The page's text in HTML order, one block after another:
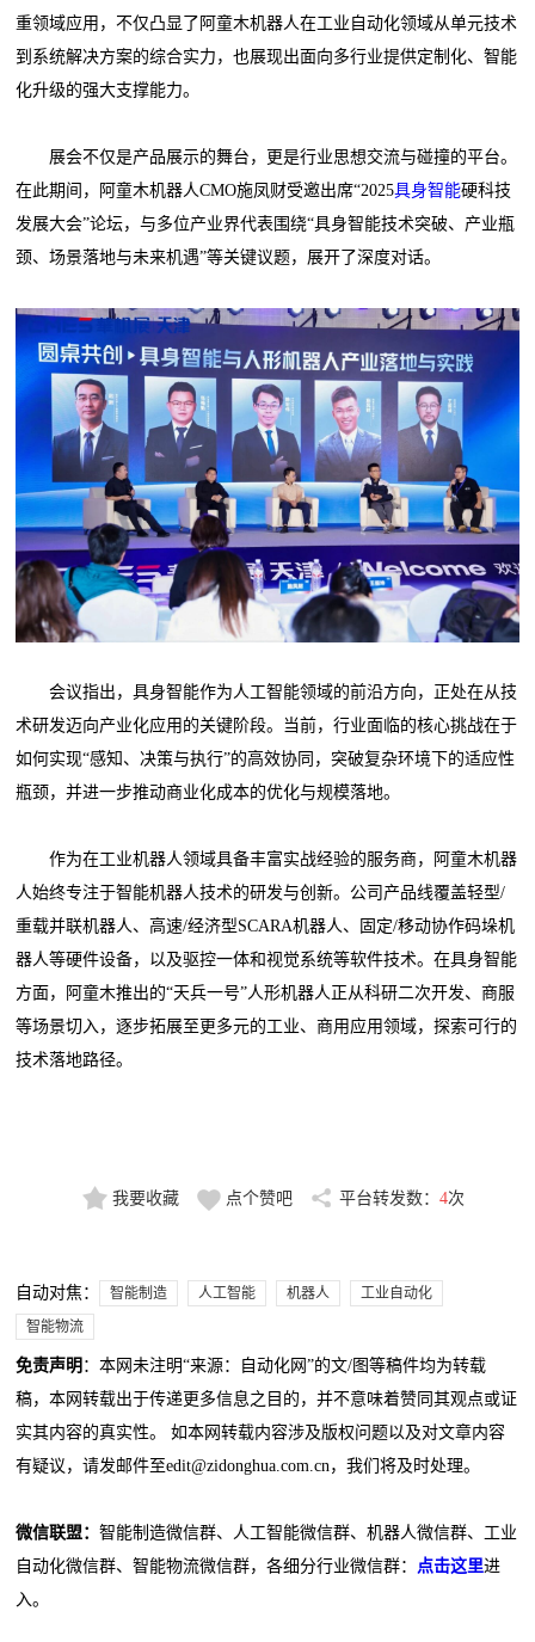
重领域应用，不仅凸显了阿童木机器人在工业自动化领域从单元技术
到系统解决方案的综合实力，也展现出面向多行业提供定制化、智能
化升级的强大支撑能力。
展会不仅是产品展示的舞台，更是行业思想交流与碰撞的平台。
在此期间，阿童木机器人CMO施凤财受邀出席“2025具身智能硬科技
发展大会”论坛，与多位产业界代表围绕“具身智能技术突破、产业瓶
颈、场景落地与未来机遇”等关键议题，展开了深度对话。
会议指出，具身智能作为人工智能领域的前沿方向，正处在从技
术研发迈向产业化应用的关键阶段。当前，行业面临的核心挑战在于
如何实现“感知、决策与执行”的高效协同，突破复杂环境下的适应性
瓶颈，并进一步推动商业化成本的优化与规模落地。
作为在工业机器人领域具备丰富实战经验的服务商，阿童木机器
人始终专注于智能机器人技术的研发与创新。公司产品线覆盖轻型/
重载并联机器人、高速/经济型SCARA机器人、固定/移动协作码垛机
器人等硬件设备，以及驱控一体和视觉系统等软件技术。在具身智能
方面，阿童木推出的“天兵一号”人形机器人正从科研二次开发、商服
等场景切入，逐步拓展至更多元的工业、商用应用领域，探索可行的
技术落地路径。
我要收藏 点个赞吧 平台转发数： 4次
自动对焦： 智能制造 人工智能 机器人
工业自动化
智能物流
免责声明 ：本网未注明“来源：自动化网”的文/图等稿件均为转载
稿，本网转载出于传递更多信息之目的，并不意味着赞同其观点或证
实其内容的真实性。 如本网转载内容涉及版权问题以及对文章内容
有疑议，请发邮件至edit@zidonghua.com.cn，我们将及时处理。
微信联盟：智能制造微信群、人工智能微信群、机器人微信群、工业
自动化微信群、智能物流微信群，各细分行业微信群：
点击这里进
入。